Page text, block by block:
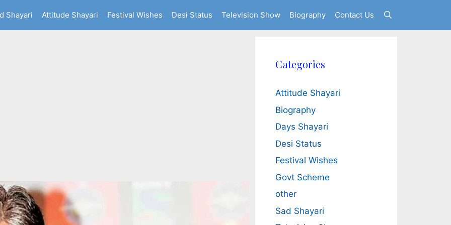
Shayari Attitude Shayari Festival Wishes Desi Status Television Show Biography Contact Us
Categories
Attitude Shayari
Biography
Days Shayari
Desi Status
Festival Wishes
Govt Scheme
other
Sad Shayari